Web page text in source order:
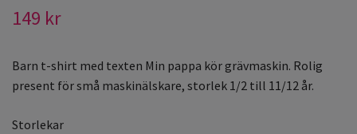
149 kr
Barn t-shirt med texten Min pappa kör grävmaskin. Rolig
present för små maskinälskare, storlek 1/2 till 11/12 år.
Storlekar